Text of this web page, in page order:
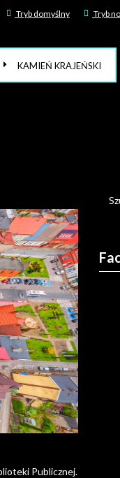
Tryb domyślny Tryb
KAMIEŃ KRAJEŃSKI
Publicznej.